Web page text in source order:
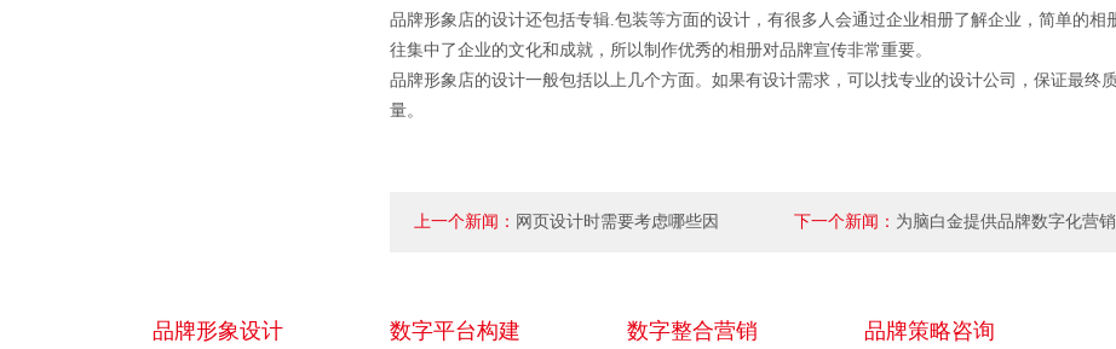
品牌形象店的设计还包括专辑.包装等方面的设计，有很多人会通过企业相册了解企业，简单的相
往集中了企业的文化和成就，所以制作优秀的相册对品牌宣传非常重要。
品牌形象店的设计一般包括以上几个方面。如果有设计需求，可以找专业的设计公司，保证最终
量。
上一个新闻： 网页设计时需要考虑哪些因 下一个新闻： 为脑白金提供品牌数字化营销
品牌形象设计 数字平台构建 数字整合营销 品牌策略咨询